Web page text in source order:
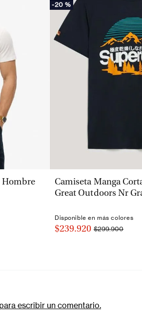
Hombre
-20 %
VISTA
Camiseta Manga
Great Outdoors Nr
Disponible en más colores
$239.920 $299.900
escribir un comentario.